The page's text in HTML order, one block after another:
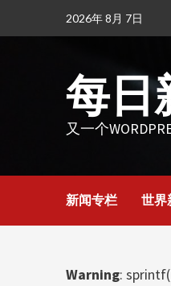
2026年 8月 7日
每日
又一个
新闻专栏 世界
Warning: